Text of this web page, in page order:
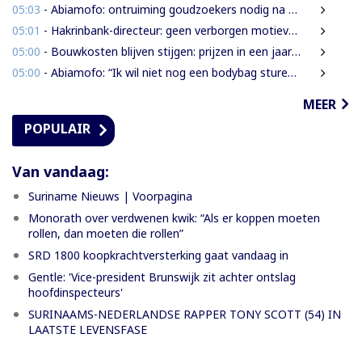
05:03 - Abiamofo: ontruiming goudzoekers nodig na dodelijke risico’s in Moeroekreek en 21 Bergi
05:01 - Hakrinbank-directeur: geen verborgen motieven bij verkoop DSB-belang
05:00 - Bouwkosten blijven stijgen: prijzen in een jaar tijd gemiddeld 7,3% hoger
05:00 - Abiamofo: “Ik wil niet nog een bodybag sturen naar dat gebied”
MEER
POPULAIR
Van vandaag:
Suriname Nieuws | Voorpagina
Monorath over verdwenen kwik: “Als er koppen moeten
rollen, dan moeten die rollen”
SRD 1800 koopkrachtversterking gaat vandaag in
Gentle: 'Vice-president Brunswijk zit achter ontslag
hoofdinspecteurs'
SURINAAMS-NEDERLANDSE RAPPER TONY SCOTT (54) IN
LAATSTE LEVENSFASE